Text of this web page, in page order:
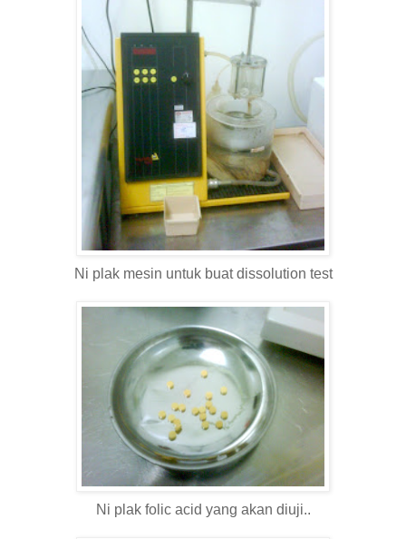
Ni plak mesin untuk buat dissolution test
Ni plak folic acid yang akan diuji..